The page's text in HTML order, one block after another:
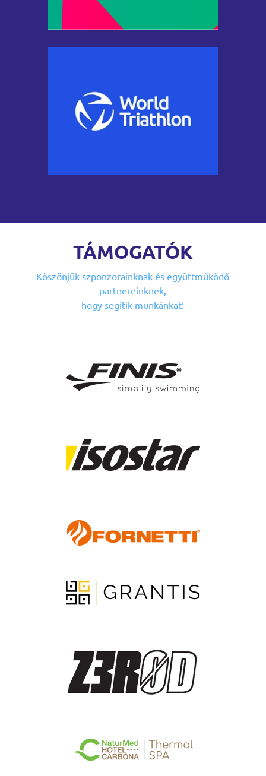
TÁMOGATÓK
Köszönjük szponzorainknakés együttműködő
partnereinknek,
hogy segítik munkánkat!